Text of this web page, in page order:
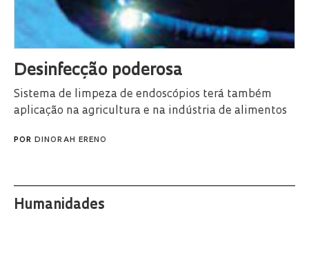
Desinfecção poderosa
Sistema de limpeza de endoscópios terá também
aplicação na agricultura e na indústria de alimentos
POR DINORAH ERENO
Humanidades